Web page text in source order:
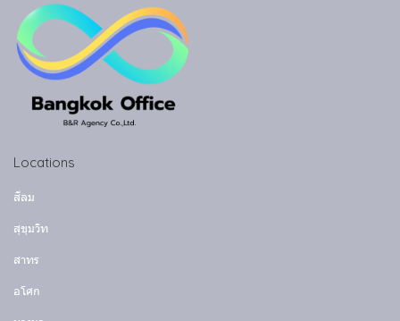
Locations
สีลม
สุขุมวิท
สาทร
อโศก